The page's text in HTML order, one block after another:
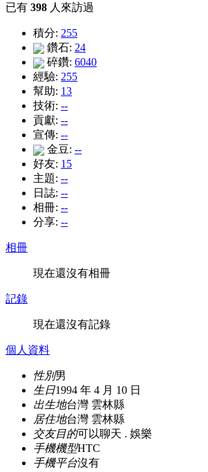
已有 398 人來訪過
積分: 255
鑽石: 24
碎鑽: 6040
經驗: 255
幫助: 13
技術: --
貢獻: --
宣傳: --
金豆: --
好友: 15
主題: --
日誌: --
相冊: --
分享: --
相冊
現在還沒有相冊
記錄
現在還沒有記錄
個人資料
性別男
生日1994 年 4 月 10 日
出生地台灣 雲林縣
居住地台灣 雲林縣
交友目的可以聊天 . 娛樂
手機機型HTC
手機平台沒有